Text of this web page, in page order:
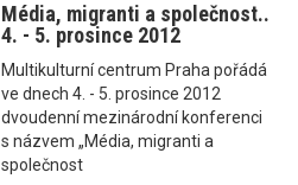
Média, migranti a společnost..
4. - 5. prosince 2012
Multikulturní centrum Praha pořádá
ve dnech 4. - 5. prosince 2012
dvoudenní mezinárodní konferenci
s názvem „Média, migranti a
společnost